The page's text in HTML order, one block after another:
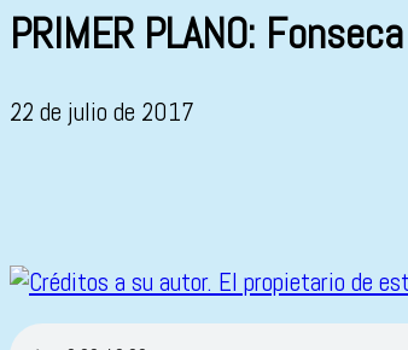
PRIMER PLANO: Fonseca
22 de julio de 2017